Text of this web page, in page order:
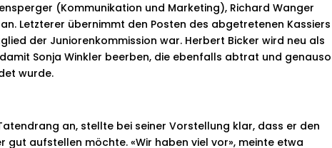
(Kommunikation und Marketing), Richard Wanger
Letzterer übernimmt den Posten des abgetretenen Kassiers
der Juniorenkommission war. Herbert Bicker wird neu als
Sonja Winkler beerben, die ebenfalls abtrat und genauso
wurde.
an, stellte bei seiner Vorstellung klar, dass er den
gut aufstellen möchte. «Wir haben viel vor», meinte etwa